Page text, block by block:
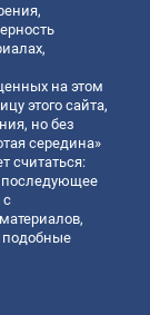
на этом
этого сайта,
но без
середина»
считаться:
последующее
с
подобные